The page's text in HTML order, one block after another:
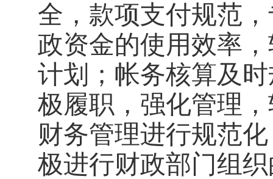
全，款项支付规范
政资金的使用效率
计划；帐务核算及
极履职，强化管理
财务管理进行规范
极进行财政部门组